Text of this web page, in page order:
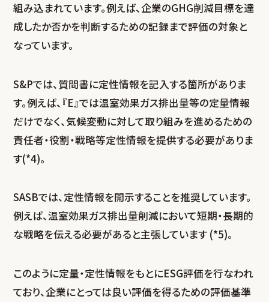
組み込まれています。例えば、企業のGHG削減目標を達
成したか否かを判断するための記録まで評価の対象と
なっています。
S&Pでは、質問書に定性情報を記入する箇所がありま
す。例えば、『E』では温室効果ガス排出量等の定量情報
だけでなく、気候変動に対して取り組みを進めるための
責任者・役割・戦略等定性情報を提供する必要がありま
す(*4)。
SASBでは、定性情報を開示することを推奨しています。
例えば、温室効果ガス排出量削減において短期・長期的
な戦略を伝える必要があると主張しています (*5)。
このように定量・定性情報をもとにESG評価を行なわれ
ており、企業にとっては良い評価を得るための評価基準